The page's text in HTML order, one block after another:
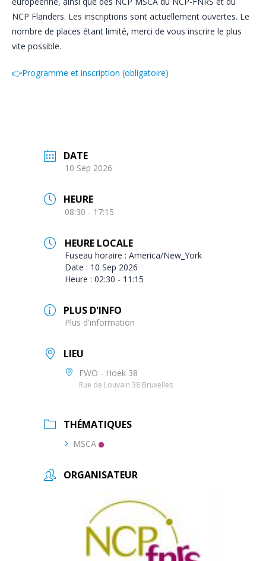
NCP Flanders. Les inscriptions sont actuellement ouvertes. Le
nombre de places étant limité, merci de vous inscrire le plus
vite possible.
👉Programme et inscription (obligatoire)
DATE
10 Sep 2026
HEURE
08:30 - 17:15
HEURE LOCALE
Fuseau horaire : America/New_York
Date : 10 Sep 2026
Heure : 02:30 - 11:15
PLUS D'INFO
Plus d'information
LIEU
FWO - Hoek 38
Rue de Louvain 38 Bruxelles
THÉMATIQUES
MSCA
ORGANISATEUR